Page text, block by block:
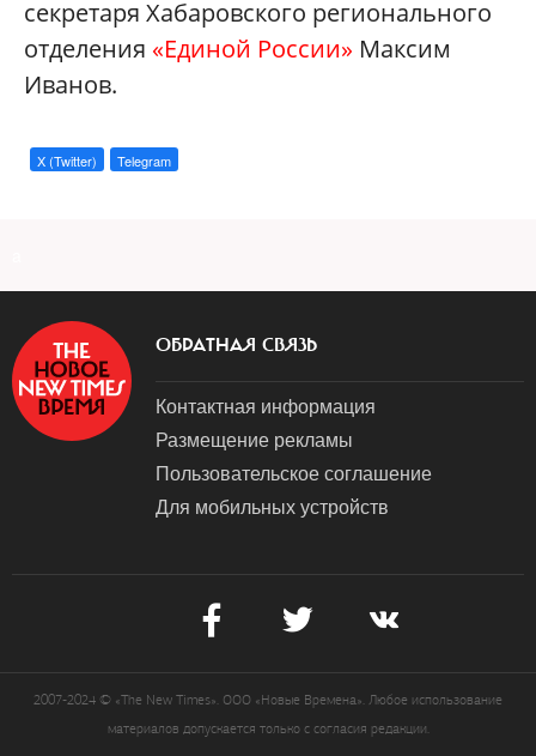
секретаря Хабаровского регионального
отделения «Единой России» Максим
Иванов.
X (Twitter) Telegram
ОБРАТНАЯ СВЯЗЬ
Контактная информация
Размещение рекламы
Пользовательское соглашение
Для мобильных устройств
2007-2024 © «The New Times». ООО «Новые Времена». Любое использование
материалов допускается только с согласия редакции.